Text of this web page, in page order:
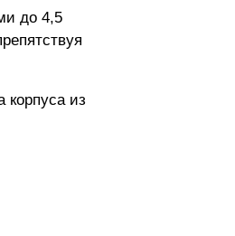
до 4,5
корпуса из